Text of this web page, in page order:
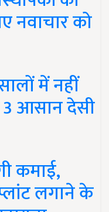
नवाचार को
में नहीं
आसान देसी
कमाई,
लगाने के